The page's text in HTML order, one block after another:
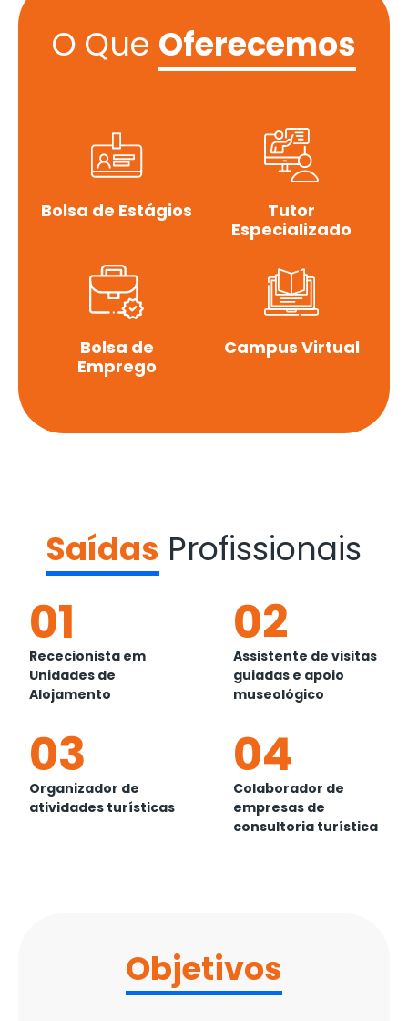
O Que Oferecemos
Bolsa de Estágios
Tutor
Especializado
Bolsa de
Emprego
Campus Virtual
Saídas Profissionais
01
Rececionista em
Unidades de
Alojamento
02
Assistente de visitas
guiadas e apoio
museológico
03
Organizador de
atividades turísticas
04
Colaborador de
empresas de
consultoria turística
Objetivos